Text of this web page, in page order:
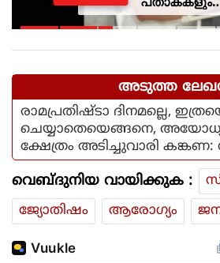
വിമര്‍ശനം
അടുത്ത
രാമപ്രതിഷ്ടാ ദിനമല്ലെ,
ചെയ്യാതെയെങ്ങനെ,
ക്ഷേത്രം അടിച്ചുവാരി
വെബ്ദുനിയ വായിക്കുക :
ജ്യോതിഷം
ആരോഗ്യം